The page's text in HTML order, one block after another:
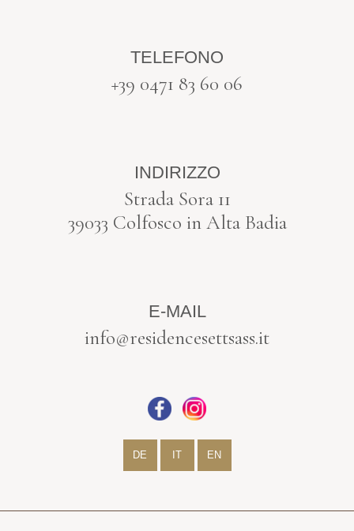
TELEFONO
+39 0471 83 60 06
INDIRIZZO
Strada Sora 11
39033 Colfosco in Alta Badia
E-MAIL
info@residencesettsass.it
DE IT EN